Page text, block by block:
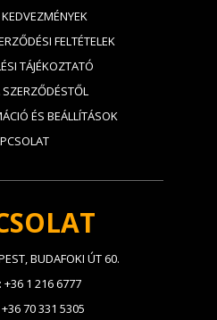
FELTÉTELEK
TÁJÉKOZTATÓ
SZERZŐDÉSTŐL
ÉS BEÁLLÍTÁSOK
BUDAFOKI ÚT 60.
+36 1 216 6777
+36 70 331 5305